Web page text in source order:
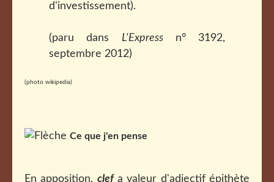
d'investissement).
(paru dans L'Expressn° 3192,
septembre 2012)
(photo wikipedia)
Ce que j'en pense
En apposition, clefa valeur d'adjectif épithète